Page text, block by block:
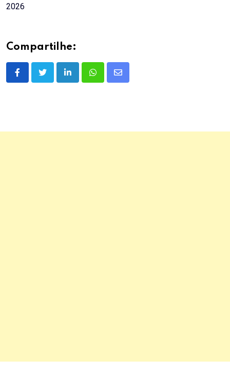
2026
Compartilhe:
LinkedInWhatsappShare